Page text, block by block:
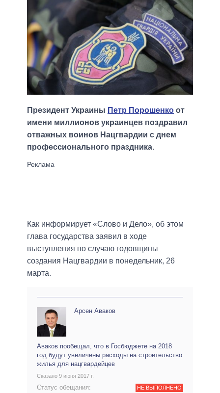
Президент Украины Петр Порошенко от
имени миллионов украинцев поздравил
отважных воинов Нацгвардии с днем
профессионального праздника.
Как информирует «Слово и Дело», об этом
глава государства заявил в ходе
выступления по случаю годовщины
создания Нацгвардии в понедельник, 26
марта.
Арсен Аваков
Аваков пообещал, что в Госбюджете на 2018
год будут увеличены расходы на строительство
жилья для нацгвардейцев
Сказано 9 июня 2017 г.
Статус обещания: НЕ ВЫПОЛНЕНО